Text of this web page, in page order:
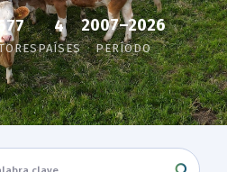
4
PAÍSES
2007–2026
PERÍODO